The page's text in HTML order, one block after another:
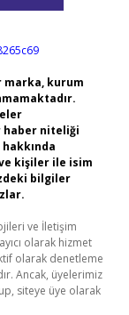
kurum
haber niteliği
kişiler ile isim
bilgiler
ve İletişim
olarak hizmet
olarak denetleme
Ancak, üyelerimiz
siteye üye olarak